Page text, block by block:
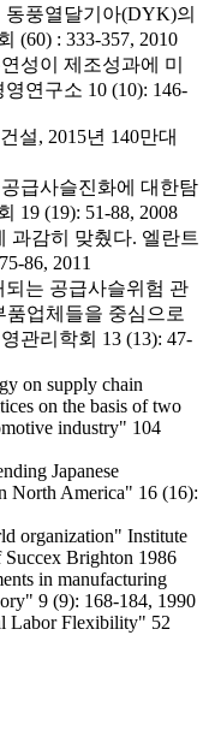
풍열달기아(DYK)의
(60) : 333-357, 2010
성이 제조성과에 미
연구소 10 (10): 146-
설, 2015년 140만대
급사슬진화에 대한탐
19 (19): 51-88, 2008
과감히 맞췄다. 엘란트
86, 2011
는 공급사슬위험 관
업체들을 중심으로
관리학회 13 (13): 47-
on supply chain
on the basis of two
industry" 104
Japanese
North America" 16 (16):
organization" Institute
Brighton 1986
in manufacturing
9 (9): 168-184, 1990
Labor Flexibility" 52